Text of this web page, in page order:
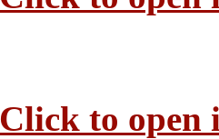
Click to open